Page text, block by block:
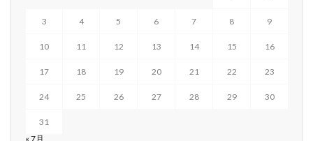
3 4 5 6 7 8 9
10 11 12 13 14 15 16
17 18 19 20 21 22 23
24 25 26 27 28 29 30
31
« 7月